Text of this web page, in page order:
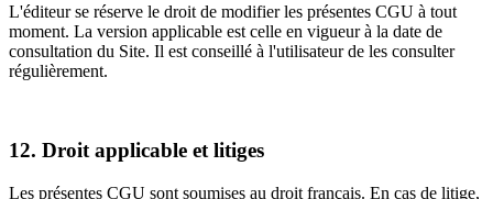
L'éditeur se réserve le droit de modifier les présentes CGU à tout
moment. La version applicable est celle en vigueur à la date de
consultation du Site. Il est conseillé à l'utilisateur de les consulter
régulièrement.
12. Droit applicable et litiges
Les présentes CGU sont soumises au droit français. En cas de litige,